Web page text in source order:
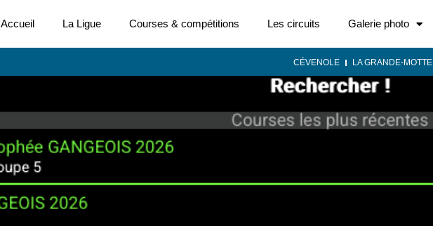
Accueil La Ligue Courses & compétitions Les circuits Galerie photo
CÉVENOLE LA GRANDE-MOTTE